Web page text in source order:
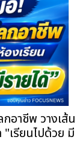
อาชีพ วางเส้น
เรียนไปด้วย มี